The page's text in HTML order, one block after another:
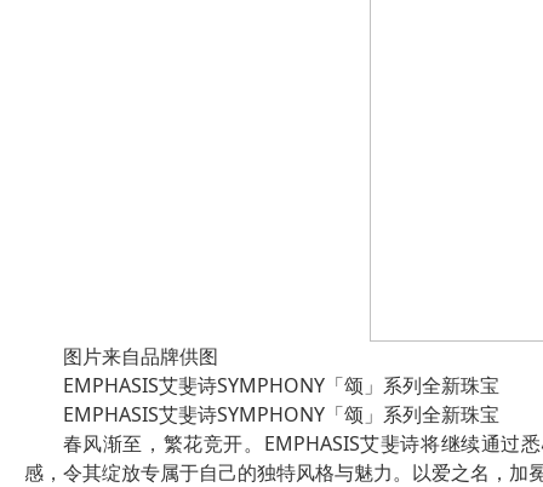
图片来自品牌供图
EMPHASIS艾斐诗SYMPHONY「颂」系列全新珠宝
EMPHASIS艾斐诗SYMPHONY「颂」系列全新珠宝
春风渐至，繁花竞开。EMPHASIS艾斐诗将继续通过
感，令其绽放专属于自己的独特风格与魅力。以爱之名，加